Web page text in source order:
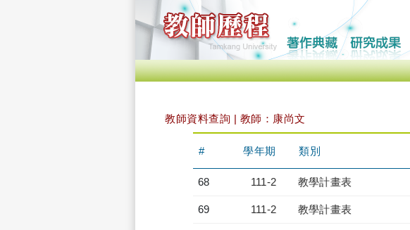
教師資料查詢 | 教師：康尚文
# 學年期 類別
68 111-2 教學計畫表
69 111-2 教學計畫表